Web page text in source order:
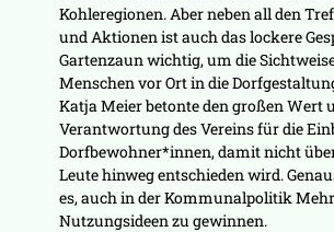
Kohleregionen. Aber neben all den
und Aktionen ist auch das lockere
Gartenzaun wichtig, um die
Menschen vor Ort in die
Katja Meier betonte den großen Wert
Verantwortung des Vereins für die
Dorfbewohner*innen, damit nicht
Leute hinweg entschieden wird.
es, auch in der Kommunalpolitik
Nutzungsideen zu gewinnen.